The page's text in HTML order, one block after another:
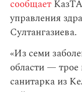
сообщает
управления
Султангазиева.
«Из семи
области —
санитарка из